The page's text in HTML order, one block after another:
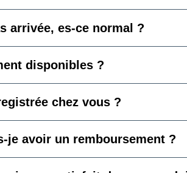
arrivée, es-ce normal ?
disponibles ?
chez vous ?
je avoir un remboursement ?